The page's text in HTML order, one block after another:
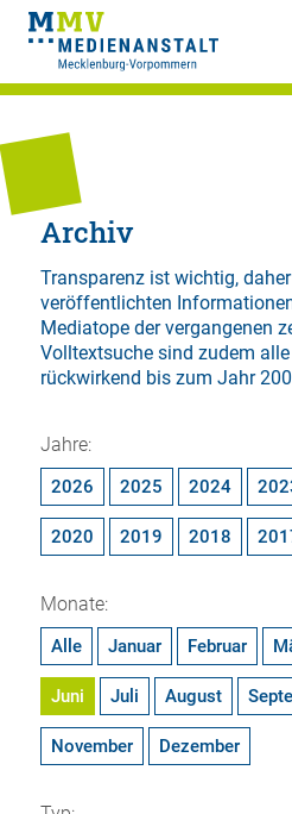
Archiv
Transparenz ist wichtig,
veröffentlichten
Mediatope der vergangenen
Volltextsuchesind zudem
rückwirkend bis zum Jahr
Jahre:
2026 2025 2024
2020 2019 2018
Monate:
Alle Januar Februar
Juni Juli August
November Dezember